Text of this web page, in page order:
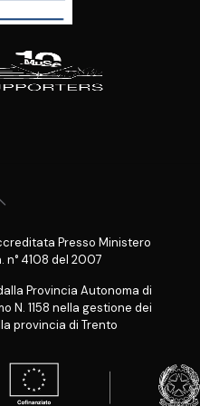
Presso Ministero
n° 4108 del 2007
Provincia Autonoma di
N. 1158 nella gestione dei
provincia di Trento